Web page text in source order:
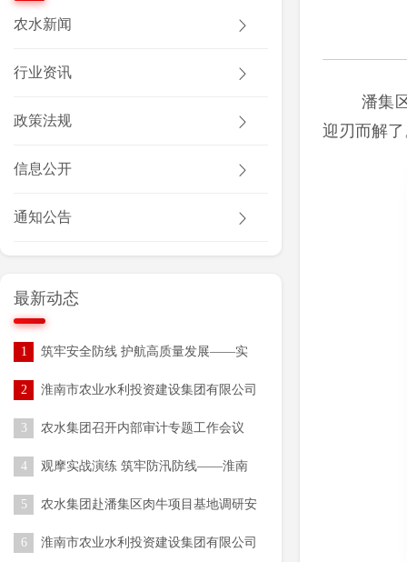
农水新闻
行业资讯
政策法规
信息公开
通知公告
最新动态
1
筑牢安全防线 护航高质量发展——实
活动
2
淮南市农业水利投资建设集团有限公司
3
农水集团召开内部审计专题工作会议
4
观摩实战演练 筑牢防汛防线——淮南
灾害防御技能培训与实战演练
5
农水集团赴潘集区肉牛项目基地调研安
6
淮南市农业水利投资建设集团有限公司
潘集
迎刃而解